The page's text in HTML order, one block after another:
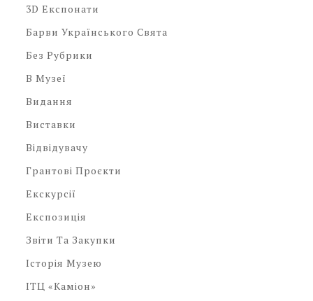
3D Експонати
Барви Українського Свята
Без Рубрики
В Музеї
Видання
Виставки
Відвідувачу
Грантові Проєкти
Екскурсії
Експозиція
Звіти Та Закупки
Історія Музею
ІТЦ «Каміон»